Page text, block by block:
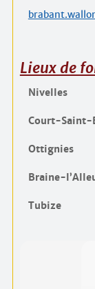
Lieux de
Nivelles
Court-Saint-
Ottignies
Braine-
Tubize